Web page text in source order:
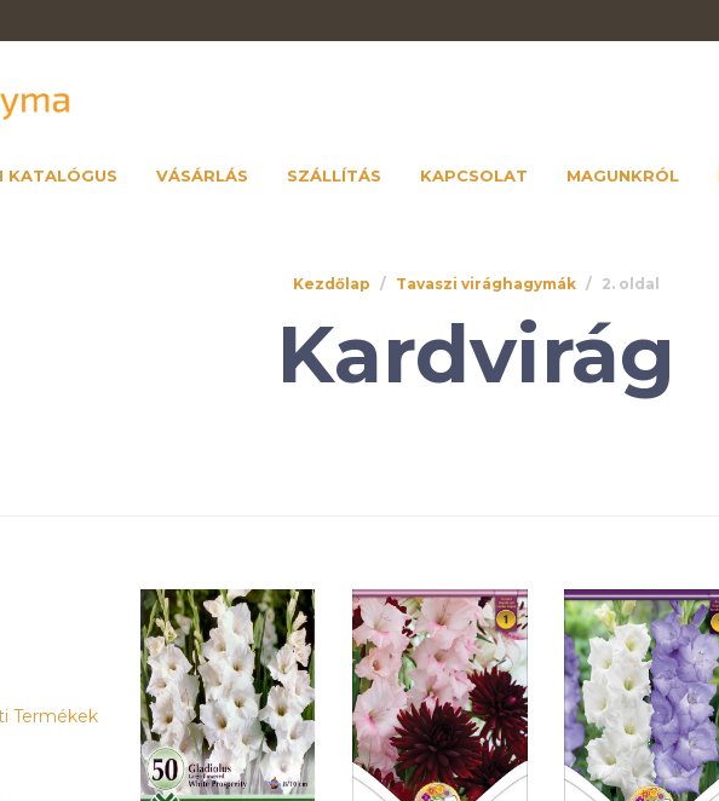
KATALÓGUS VÁSÁRLÁS SZÁLLÍTÁS KAPCSOLAT MAGUNKRÓL
Kezdőlap / Tavaszi virághagymák / 2. oldal
Kardvirág
Termékek